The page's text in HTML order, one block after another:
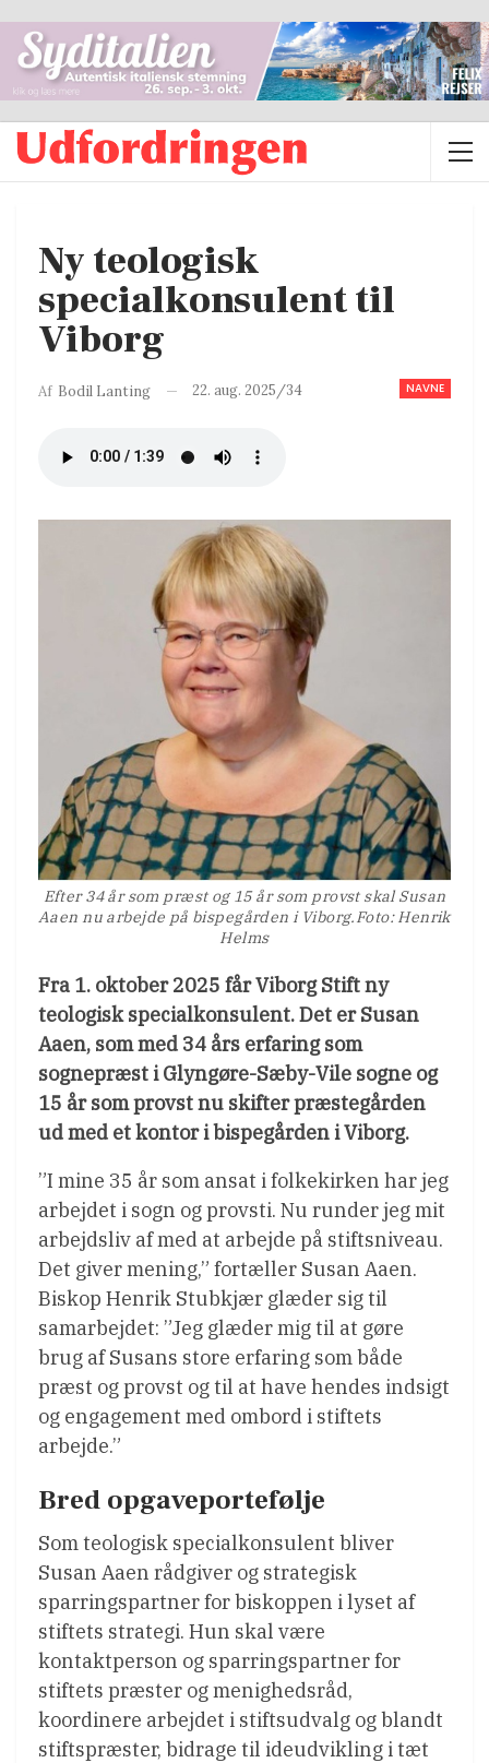
Ny teologisk
specialkonsulent til
Viborg
NAVNE
Af Bodil Lanting 22. aug. 2025/34
Efter 34 år som præst og 15 år som provst skal Susan
Aaen nu arbejde på bispegården i Viborg.Foto: Henrik
Helms
Fra 1. oktober 2025 får Viborg Stift ny
teologisk specialkonsulent. Det er Susan
Aaen, som med 34 års erfaring som
sognepræst i Glyngøre-Sæby-Vile sogne og
15 år som provst nu skifter præstegården
ud med et kontor i bispegården i Viborg.
”I mine 35 år som ansat i folkekirken har jeg
arbejdet i sogn og provsti. Nu runder jeg mit
arbejdsliv af med at arbejde på stiftsniveau.
Det giver mening,” fortæller Susan Aaen.
Biskop Henrik Stubkjær glæder sig til
samarbejdet: ”Jeg glæder mig til at gøre
brug af Susans store erfaring som både
præst og provst og til at have hendes indsigt
og engagement med ombord i stiftets
arbejde.”
Bred opgaveportefølje
Som teologisk specialkonsulent bliver
Susan Aaen rådgiver og strategisk
sparringspartner for biskoppen i lyset af
stiftets strategi. Hun skal være
kontaktperson og sparringspartner for
stiftets præster og menighedsråd,
koordinere arbejdet i stiftsudvalg og blandt
stiftspræster, bidrage til ideudvikling i tæt